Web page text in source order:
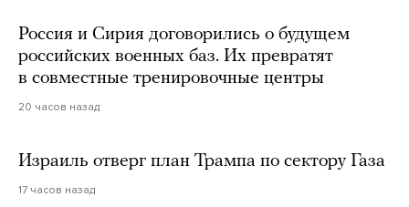
Россия и Сирия договорились о будущем
российских военных баз. Их превратят
в совместные тренировочные центры
20 часов назад
Израиль отверг план Трампа по сектору Газа
17 часов назад